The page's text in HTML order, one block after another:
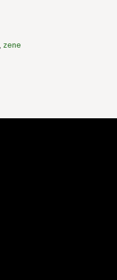
zene